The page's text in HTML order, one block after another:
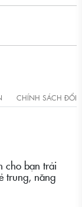
CHÍNH SÁCH ĐỔI
cho bạn trải
trung, năng